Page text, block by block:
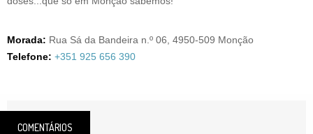
Morada: Rua Sá da Bandeira n.º 06, 4950-509 Monção
Telefone: +351 925 656 390
COMENTÁRIOS